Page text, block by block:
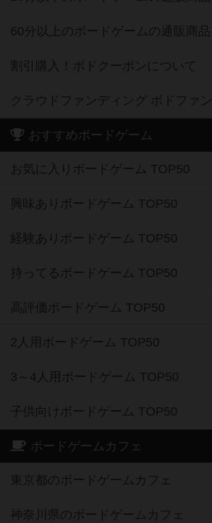
60分以上のボードゲームの通販商品
割引購入！ボドクーポンについて
クラウドファンディング ボドファン
おすすめボードゲーム
お気に入りボードゲーム TOP50
興味ありボードゲーム TOP50
経験ありボードゲーム TOP50
持ってるボードゲーム TOP50
高評価ボードゲーム TOP50
2人用ボードゲーム TOP50
3～4人用ボードゲーム TOP50
子供向けボードゲーム TOP50
ボードゲームカフェ
東京都のボードゲームカフェ
神奈川県のボードゲームカフェ